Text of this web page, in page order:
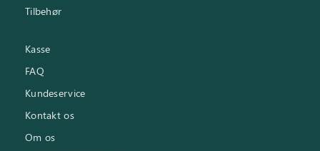
Tilbehør
Kasse
FAQ
Kundeservice
Kontakt os
Om os